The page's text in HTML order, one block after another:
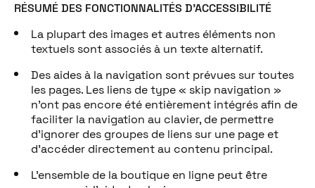
RÉSUMÉ DES FONCTIONNALITÉS D’ACCESSIBILITÉ
La plupart des images et autres éléments non
textuels sont associés à un texte alternatif.
Des aides à la navigation sont prévues sur toutes
les pages. Les liens de type « skip navigation »
n’ont pas encore été entièrement intégrés afin de
faciliter la navigation au clavier, de permettre
d’ignorer des groupes de liens sur une page et
d’accéder directement au contenu principal.
L’ensemble de la boutique en ligne peut être